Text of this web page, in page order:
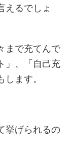
えるでしょ
まで充てんで
」、「自己充
ます。
挙げられるの